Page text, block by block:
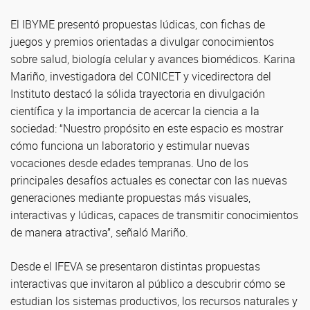
El IBYME presentó propuestas lúdicas, con fichas de
juegos y premios orientadas a divulgar conocimientos
sobre salud, biología celular y avances biomédicos. Karina
Mariño, investigadora del CONICET y vicedirectora del
Instituto destacó la sólida trayectoria en divulgación
científica y la importancia de acercar la ciencia a la
sociedad: “Nuestro propósito en este espacio es mostrar
cómo funciona un laboratorio y estimular nuevas
vocaciones desde edades tempranas. Uno de los
principales desafíos actuales es conectar con las nuevas
generaciones mediante propuestas más visuales,
interactivas y lúdicas, capaces de transmitir conocimientos
de manera atractiva”, señaló Mariño.
Desde el IFEVA se presentaron distintas propuestas
interactivas que invitaron al público a descubrir cómo se
estudian los sistemas productivos, los recursos naturales y